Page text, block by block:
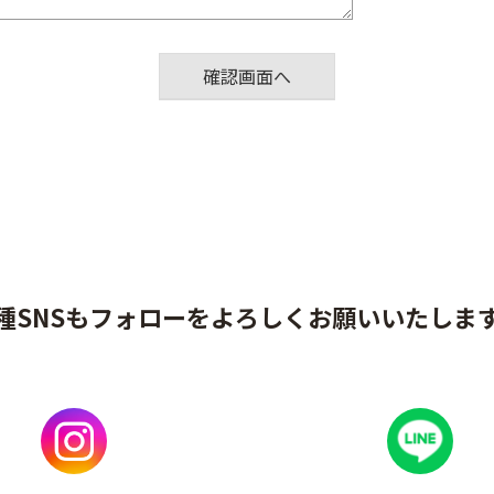
SNSもフォローをよろしくお願いいたしま